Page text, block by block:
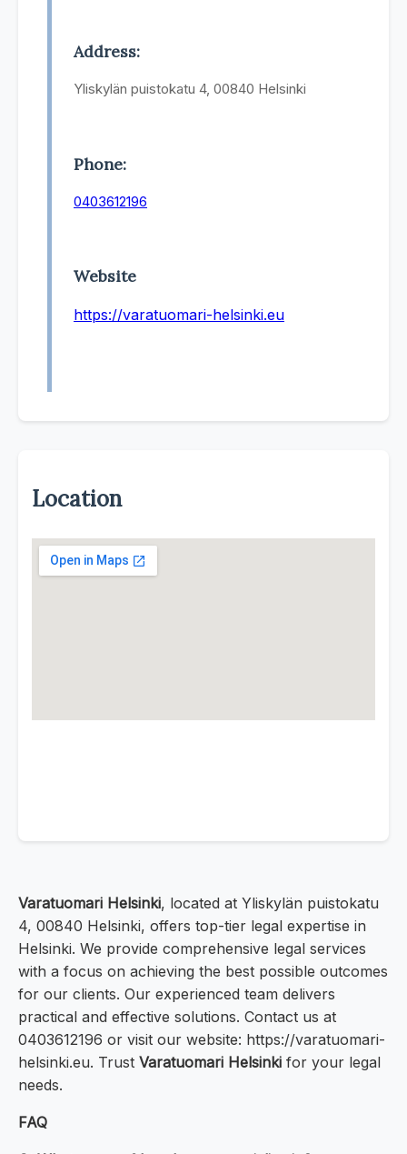
Address:
Yliskylän puistokatu 4, 00840 Helsinki
Phone:
0403612196
Website
https://varatuomari-helsinki.eu
Location
Varatuomari Helsinki, located at Yliskylän puistokatu
4, 00840 Helsinki, offers top-tier legal expertise in
Helsinki. We provide comprehensive legal services
with a focus on achieving the best possible outcomes
for our clients. Our experienced team delivers
practical and effective solutions. Contact us at
0403612196 or visit our website: https://varatuomari-
helsinki.eu. Trust Varatuomari Helsinki for your legal
needs.
FAQ